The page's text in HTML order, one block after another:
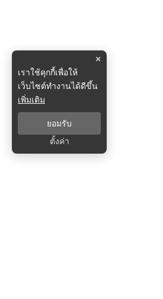
×
เราใช้คุกกี้เพื่อให้
เว็บไซต์ทำงานได้ดีขึ้น
เพิ่มเติม
ยอมรับ
ตั้งค่า